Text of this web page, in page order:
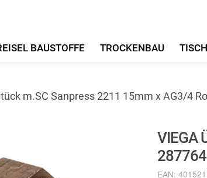
BAUSTOFFE TROCKENBAU
m.SC Sanpress 2211 15mm x AG3/4
VIEGA
EAN: